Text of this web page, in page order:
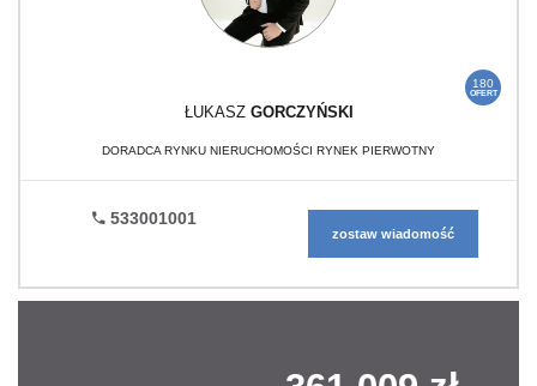
180
OFERT
ŁUKASZ GORCZYŃSKI
DORADCA RYNKU NIERUCHOMOŚCI RYNEK PIERWOTNY
533001001
zostaw wiadomość